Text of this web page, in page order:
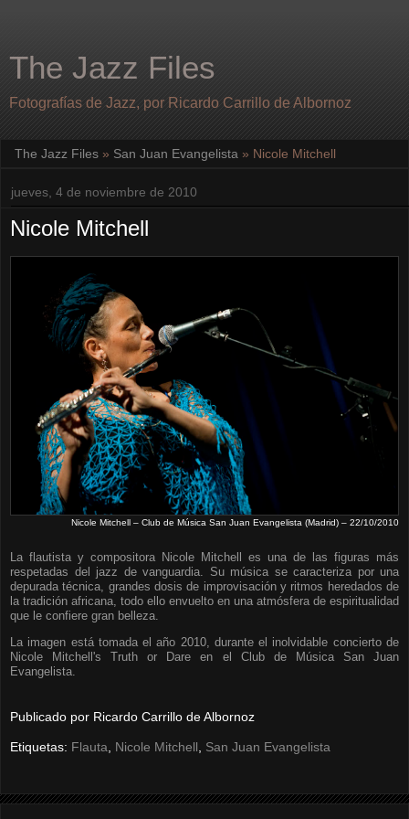
The Jazz Files
Fotografías de Jazz, por Ricardo Carrillo de Albornoz
The Jazz Files » San Juan Evangelista » Nicole Mitchell
jueves, 4 de noviembre de 2010
Nicole Mitchell
Nicole Mitchell – Club de Música San Juan Evangelista (Madrid) – 22/10/2010
La flautista y compositora Nicole Mitchell es una de las figuras más
respetadas del jazz de vanguardia. Su música se caracteriza por una
depurada técnica, grandes dosis de improvisación y ritmos heredados de
la tradición africana, todo ello envuelto en una atmósfera de espiritualidad
que le confiere gran belleza.
La imagen está tomada el año 2010, durante el inolvidable concierto de
Nicole Mitchell's Truth or Dare en el Club de Música San Juan
Evangelista.
Publicado por Ricardo Carrillo de Albornoz
Etiquetas: Flauta Nicole Mitchell San Juan Evangelista